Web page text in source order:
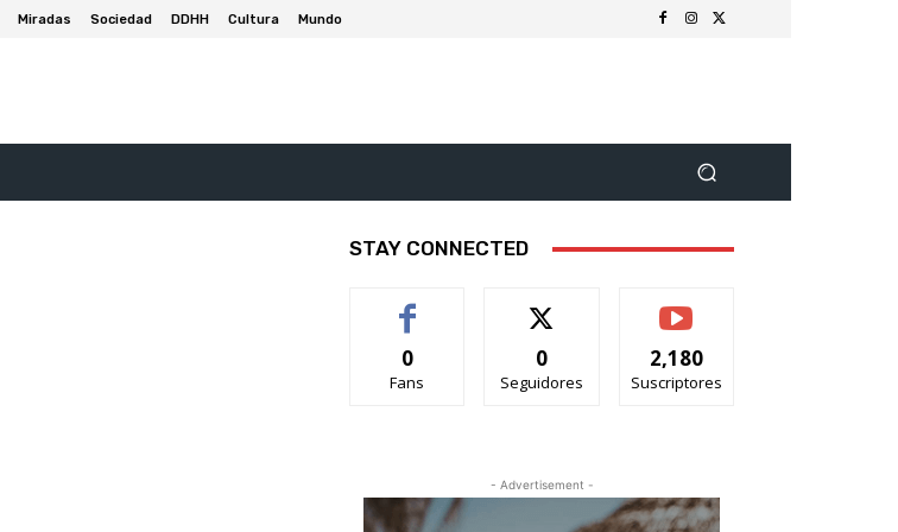
Miradas Sociedad DDHH Cultura Mundo
STAY CONNECTED
0
Fans
0
Seguidores
2,180
Suscriptores
- Advertisement -